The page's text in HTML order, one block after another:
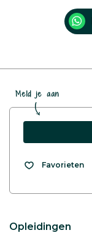
Meld je aan
Favorieten
Opleidingen